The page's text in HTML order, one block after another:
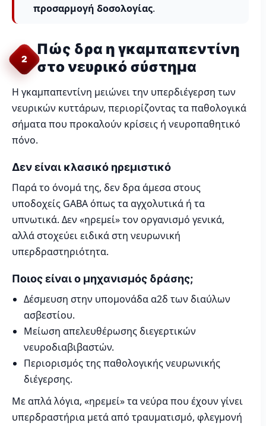
προσαρμογή δοσολογίας.
2
Πώς δρα η γκαμπαπεντίνη
στο νευρικό σύστημα
Η γκαμπαπεντίνη μειώνει την υπερδιέγερση των
νευρικών κυττάρων, περιορίζοντας τα παθολογικά
σήματα που προκαλούν κρίσεις ή νευροπαθητικό
πόνο.
Δεν είναι κλασικό ηρεμιστικό
Παρά το όνομά της, δεν δρα άμεσα στους
υποδοχείς GABA όπως τα αγχολυτικά ή τα
υπνωτικά. Δεν «ηρεμεί» τον οργανισμό γενικά,
αλλά στοχεύει ειδικά στη νευρωνική
υπερδραστηριότητα.
Ποιος είναι ο μηχανισμός δράσης;
Δέσμευση στην υπομονάδα α2δ των διαύλων
ασβεστίου.
Μείωση απελευθέρωσης διεγερτικών
νευροδιαβιβαστών.
Περιορισμός της παθολογικής νευρωνικής
διέγερσης.
Με απλά λόγια, «ηρεμεί» τα νεύρα που έχουν γίνει
υπερδραστήρια μετά από τραυματισμό, φλεγμονή